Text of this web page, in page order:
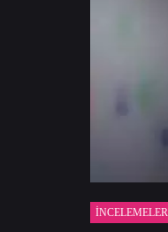
İNCELEMELER